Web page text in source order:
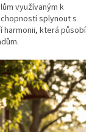
využívaným k
splynout s
harmonii, která působí